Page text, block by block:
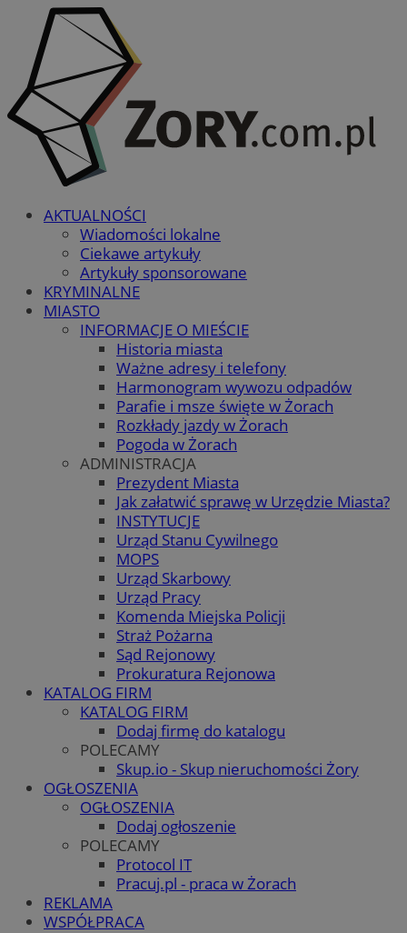
AKTUALNOŚCI
Wiadomości lokalne
Ciekawe artykuły
Artykuły sponsorowane
KRYMINALNE
MIASTO
INFORMACJE O MIEŚCIE
Historia miasta
Ważne adresy i telefony
Harmonogram wywozu odpadów
Parafie i msze święte w Żorach
Rozkłady jazdy w Żorach
Pogoda w Żorach
ADMINISTRACJA
Prezydent Miasta
Jak załatwić sprawę w Urzędzie Miasta?
INSTYTUCJE
Urząd Stanu Cywilnego
MOPS
Urząd Skarbowy
Urząd Pracy
Komenda Miejska Policji
Straż Pożarna
Sąd Rejonowy
Prokuratura Rejonowa
KATALOG FIRM
KATALOG FIRM
Dodaj firmę do katalogu
POLECAMY
Skup.io - Skup nieruchomości Żory
OGŁOSZENIA
OGŁOSZENIA
Dodaj ogłoszenie
POLECAMY
Protocol IT
Pracuj.pl - praca w Żorach
REKLAMA
WSPÓŁPRACA